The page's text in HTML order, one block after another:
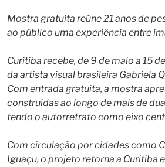
Mostra gratuita reúne 21 anos de
ao público uma experiência entre
Curitiba recebe, de 9 de maio a 15
da artista visual brasileira Gabriela
Com entrada gratuita, a mostra
construídas ao longo de mais de
tendo o autorretrato como eixo
Com circulação por cidades como
Iguaçu, o projeto retorna a Curitiba